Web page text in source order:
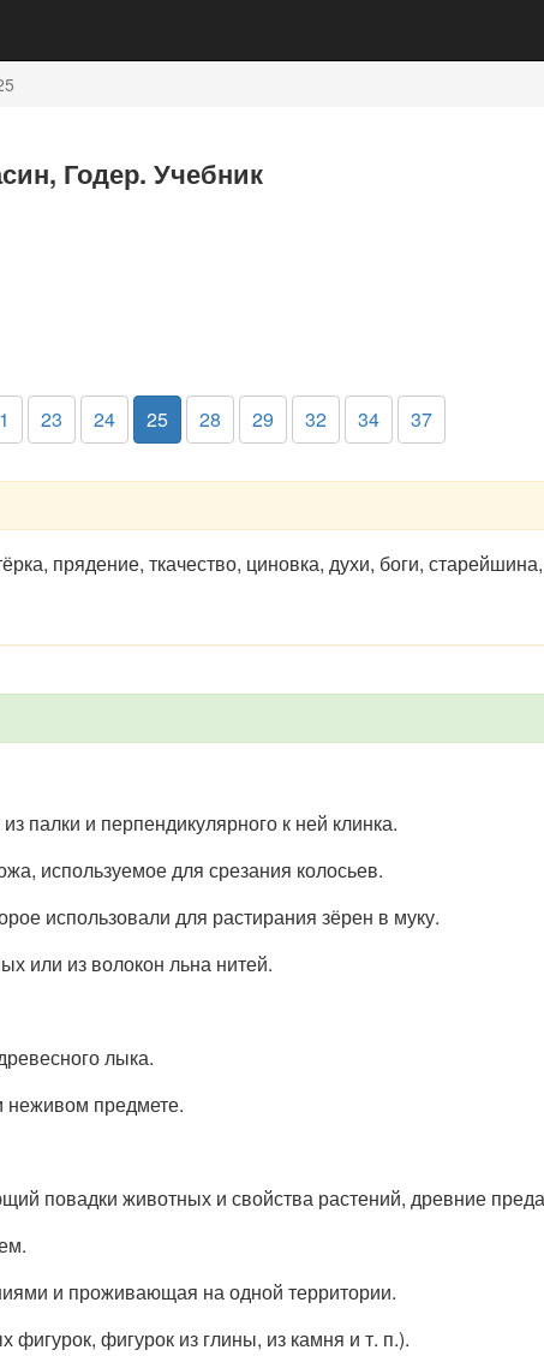
Годер. Учебник
23 24 25 28 29 32 34 37
прядение, ткачество, циновка, духи, боги,
палки и перпендикулярного к ней клинка.
используемое для срезания колосьев.
использовали для растирания зёрен в муку.
или из волокон льна нитей.
лыка.
предмете.
повадки животных и свойства растений, древние
и проживающая на одной территории.
фигурок из глины, из камня и т. п.).